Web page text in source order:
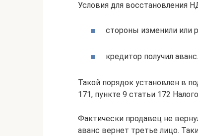
Условия для восстановления
стороны изменили или
кредитор получил аванс.
Такой порядок установлен в
171, пункте 9 статьи 172
Фактически продавец не
аванс вернет третье лицо.